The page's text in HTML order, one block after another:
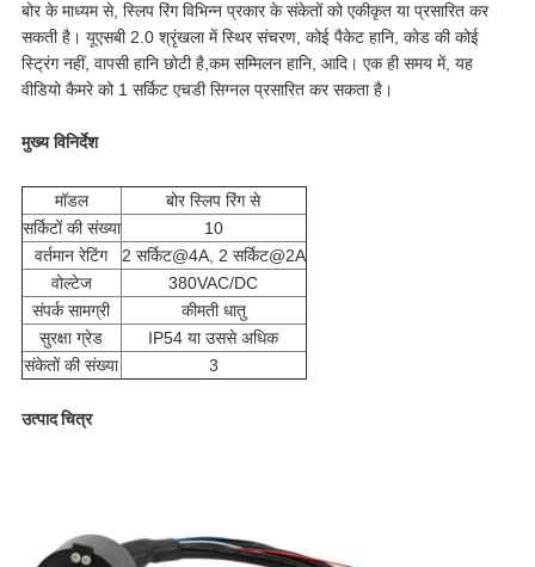
बोर के माध्यम से, स्लिप रिंग विभिन्न प्रकार के संकेतों को एकीकृत या प्रसारित कर
सकती है। यूएसबी 2.0 श्रृंखला में स्थिर संचरण, कोई पैकेट हानि, कोड की कोई
स्ट्रिंग नहीं, वापसी हानि छोटी है,कम सम्मिलन हानि, आदि। एक ही समय में, यह
वीडियो कैमरे को 1 सर्किट एचडी सिग्नल प्रसारित कर सकता है।
मुख्य विनिर्देश
मॉडल
बोर स्लिप रिंग से
सर्किटों की संख्या
10
वर्तमान रेटिंग
2 सर्किट@4A, 2 सर्किट@2A
वोल्टेज
380VAC/DC
संपर्क सामग्री
कीमती धातु
सुरक्षा ग्रेड
IP54 या उससे अधिक
संकेतों की संख्या
3
उत्पाद चित्र